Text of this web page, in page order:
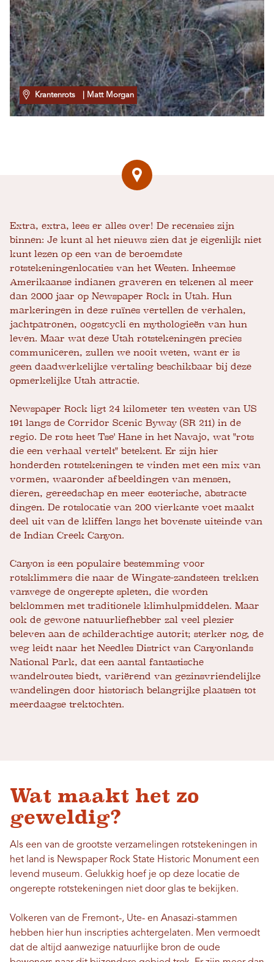
Krantenrots | Matt Morgan
Extra, extra, lees er alles over! De recensies zijn
binnen: Je kunt al het nieuws zien dat je eigenlijk niet
kunt lezen op een van de beroemdste
rotstekeningenlocaties van het Westen. Inheemse
Amerikaanse indianen graveren en tekenen al meer
dan 2000 jaar op Newspaper Rock in Utah. Hun
markeringen in deze ruïnes vertellen de verhalen,
jachtpatronen, oogstcycli en mythologieën van hun
leven. Maar wat deze Utah rotstekeningen precies
communiceren, zullen we nooit weten, want er is
geen daadwerkelijke vertaling beschikbaar bij deze
opmerkelijke Utah attractie.
Newspaper Rock ligt 24 kilometer ten westen van US
191 langs de Corridor Scenic Byway (SR 211) in de
regio. De rots heet Tse' Hane in het Navajo, wat "rots
die een verhaal vertelt" betekent. Er zijn hier
honderden rotstekeningen te vinden met een mix van
vormen, waaronder afbeeldingen van mensen,
dieren, gereedschap en meer esoterische, abstracte
dingen. De rotslocatie van 200 vierkante voet maakt
deel uit van de kliffen langs het bovenste uiteinde van
de Indian Creek Canyon.
Canyon is een populaire bestemming voor
rotsklimmers die naar de Wingate-zandsteen trekken
vanwege de ongerepte spleten, die worden
beklommen met traditionele klimhulpmiddelen. Maar
ook de gewone natuurliefhebber zal veel plezier
beleven aan de schilderachtige autorit; sterker nog, de
weg leidt naar het Needles District van Canyonlands
National Park, dat een aantal fantastische
wandelroutes biedt, variërend van gezinsvriendelijke
wandelingen door historisch belangrijke plaatsen tot
meerdaagse trektochten.
Wat maakt het zo
geweldig?
Als een van de grootste verzamelingen rotstekeningen in
het land is Newspaper Rock State Historic Monument een
levend museum. Gelukkig hoef je op deze locatie de
ongerepte rotstekeningen niet door glas te bekijken.
Volkeren van de Fremont-, Ute- en Anasazi-stammen
hebben hier hun inscripties achtergelaten. Men vermoedt
dat de altijd aanwezige natuurlijke bron de oude